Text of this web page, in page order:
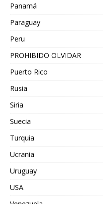
Panamá
Paraguay
Peru
PROHIBIDO OLVIDAR
Puerto Rico
Rusia
Siria
Suecia
Turquia
Ucrania
Uruguay
USA